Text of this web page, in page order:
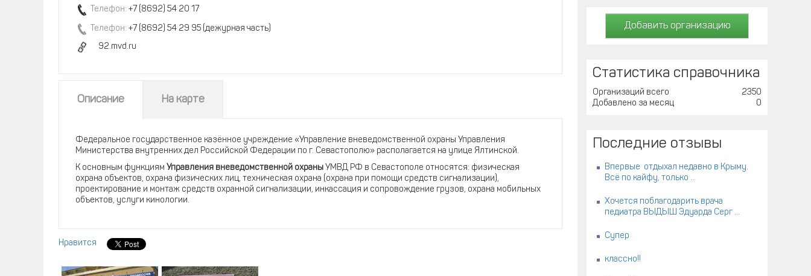
Телефон: +7 (8692) 54 20 17
Телефон: +7 (8692) 54 29 95 (дежурная часть)
92.mvd.ru
Описание На карте
Федеральное государственное казённое учреждение «Управление вневедомственной охраны Управления
Министерства внутренних дел Российской Федерации по г. Севастополю» располагается на улице Ялтинской.
К основным функциям Управления вневедомственной охраны УМВД РФ в Севастополе относятся: физическая
охрана объектов, охрана физических лиц, техническая охрана (охрана при помощи средств сигнализации),
проектирование и монтаж средств охранной сигнализации, инкассация и сопровождение грузов, охрана мобильных
объектов, услуги кинологии.
Нравится
Добавить организацию
Статистика справочника
2350
Организаций всего
0
Добавлено за месяц
Последние отзывы
Впервые отдыхал недавно в Крыму.
Всё по кайфу, только ...
Хочется поблагодарить врача
педиатра ВЫДЫШ Эдуарда Серг ...
Супер
классно!!